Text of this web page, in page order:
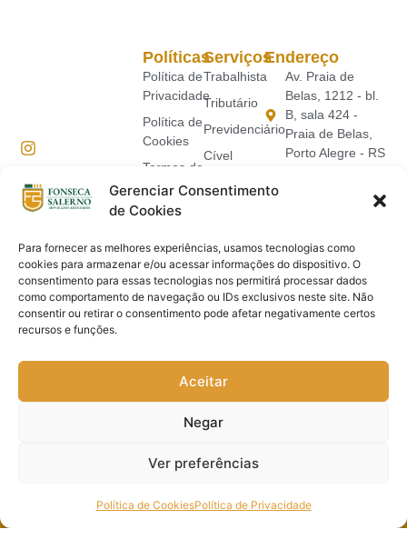
Gerenciar Consentimento
de Cookies
Para fornecer as melhores experiências, usamos tecnologias como
cookies para armazenar e/ou acessar informações do dispositivo. O
consentimento para essas tecnologias nos permitirá processar dados
como comportamento de navegação ou IDs exclusivos neste site. Não
consentir ou retirar o consentimento pode afetar negativamente certos
recursos e funções.
Aceitar
Negar
Ver preferências
Política de CookiesPolítica de Privacidade
JURÍDICAS
INTELIGENTES
COM SERIEDADE,
COMPETÊNCIA E
TRANSPARÊNCIA
Serviços
Trabalhista
Tributário
Previdenciário
Cível
Suporte
Jurídico
Políticas
Política de
Privacidade
Política de
Cookies
Termos de
Uso
Endereço
Av. Praia de
Belas, 1212 - bl.
B, sala 424 -
Praia de Belas,
Porto Alegre - RS
(51) 9 8149-0330
© Fonseca Salerno Advogados Associados - Todos os Direitos